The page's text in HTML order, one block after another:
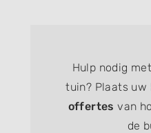
Hulp nodig
tuin? Plaats uw
offertes van
de